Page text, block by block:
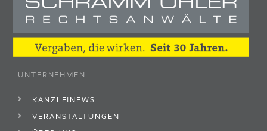
UNTERNEHMEN
KANZLEINEWS
VERANSTALTUNGEN